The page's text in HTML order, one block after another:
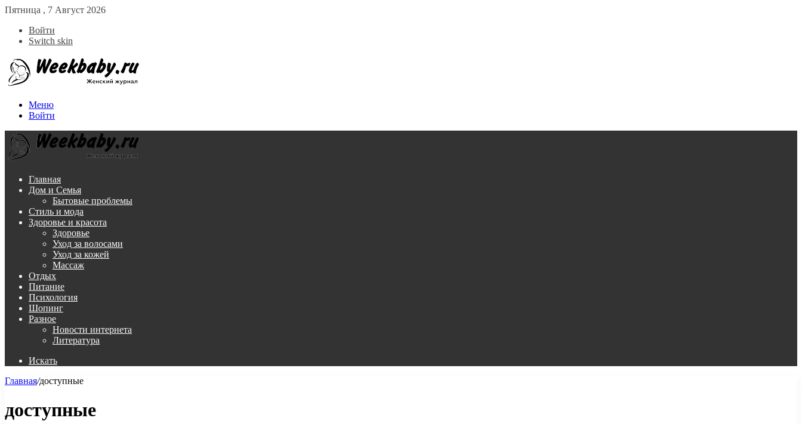
Пятница , 7 Август 2026
Войти
Switch skin
Меню
Войти
Главная
Дом и Семья
Бытовые проблемы
Стиль и мода
Здоровье и красота
Здоровье
Уход за волосами
Уход за кожей
Массаж
Отдых
Питание
Психология
Шопинг
Разное
Новости интернета
Литература
Искать
Главная/доступные
доступные